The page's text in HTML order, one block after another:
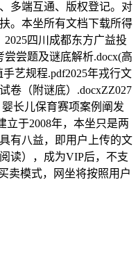
多端互通、版权登记。对
。本坐所有文档下载所得
四川成都东方广益投
尝题及谜底解析.docx(高
手艺规程.pdf2025年戎行文
卷（附谜底）.docxZZ027
长儿保育赛项案例阐发
立于2008年，本坐只是两
有八益，即用户上传的文
读），成为VIP后，不支
卖模式，网坐将按照用户